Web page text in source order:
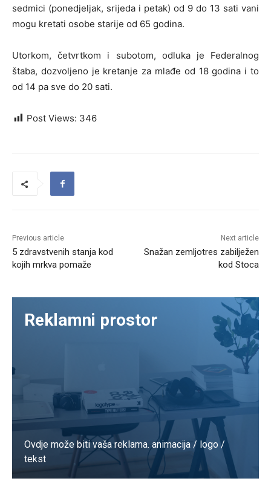
sedmici (ponedjeljak, srijeda i petak) od 9 do 13 sati vani
mogu kretati osobe starije od 65 godina.
Utorkom, četvrtkom i subotom, odluka je Federalnog
štaba, dozvoljeno je kretanje za mlađe od 18 godina i to
od 14 pa sve do 20 sati.
Post Views: 346
Previous article
5 zdravstvenih stanja kod
kojih mrkva pomaže
Next article
Snažan zemljotres zabilježen
kod Stoca
Reklamni prostor
Ovdje može biti vaša reklama. animacija / logo /
tekst